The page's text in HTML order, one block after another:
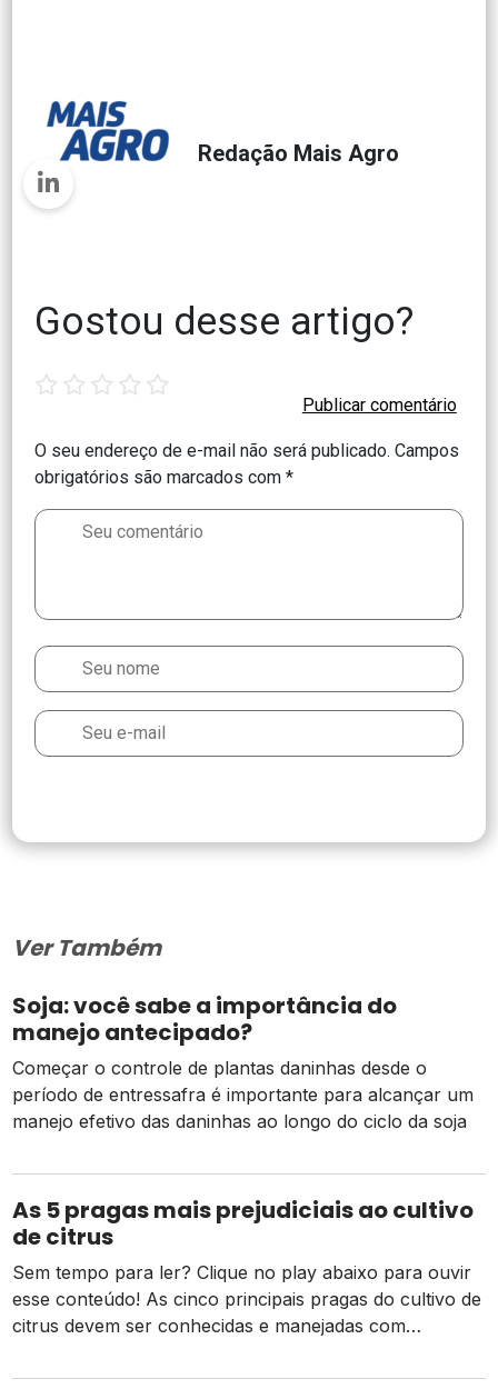
Redação Mais Agro
Gostou desse artigo?
O seu endereço de e-mail não será publicado. Campos
obrigatórios são marcados com*
star stars stars stars stars
Ver Também
Soja: você sabe a importância do
manejo antecipado?
Começar o controle de plantas daninhas desde o
período de entressafra é importante para alcançar um
manejo efetivo das daninhas ao longo do ciclo da soja
As 5 pragas mais prejudiciais ao cultivo
de citrus
Sem tempo para ler? Clique no play abaixo para ouvir
esse conteúdo! As cinco principais pragas do cultivo de
citrus devem ser conhecidas e manejadas com
qualidade. Saiba quais são. Responsável por 25% da